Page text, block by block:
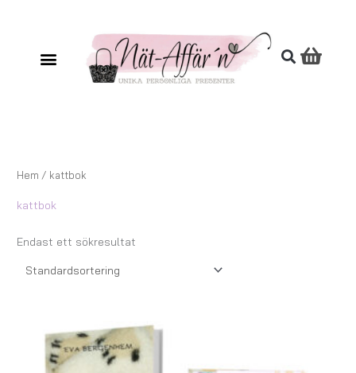
Hem / kattbok
kattbok
Endast ett sökresultat